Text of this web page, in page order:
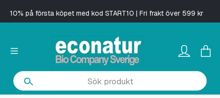
10% på första köpet med kod START10 | Fri frakt över 599 kr